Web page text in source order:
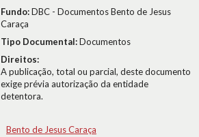
Fundo:DBC - Documentos Bento de Jesus
Caraça
Tipo Documental:Documentos
Direitos:
A publicação, total ou parcial, deste documento
exige prévia autorização da entidade
detentora.
Bento de Jesus Caraça